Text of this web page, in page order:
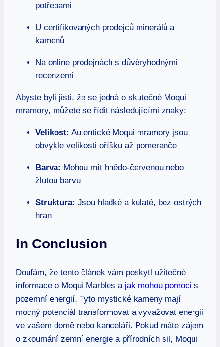
potřebami
U certifikovaných prodejců minerálů a
kamenů
Na online prodejnách s důvěryhodnými
recenzemi
Abyste byli jisti, že se jedná o skutečné Moqui
mramory, můžete se řídit následujícími znaky:
Velikost: Autentické Moqui mramory jsou
obvykle velikosti oříšku až pomeranče
Barva: Mohou mít hnědo-červenou nebo
žlutou barvu
Struktura: Jsou hladké a kulaté, bez ostrých
hran
In Conclusion
Doufám, že tento článek vám poskytl užitečné
informace o Moqui Marbles a jak mohou pomoci s
pozemní energií. Tyto mystické kameny mají
mocný potenciál transformovat a vyvažovat energii
ve vašem domě nebo kanceláři. Pokud máte zájem
o zkoumání zemní energie a přírodních sil, Moqui